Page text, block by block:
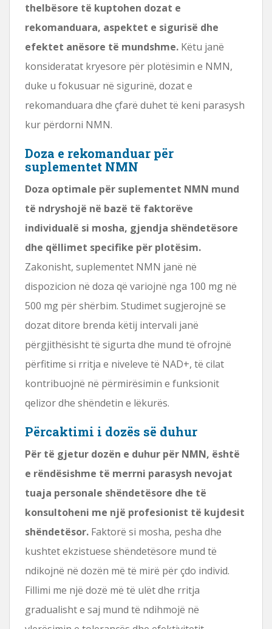
thelbësore të kuptohen dozat e
rekomanduara, aspektet e sigurisë dhe
efektet anësore të mundshme. Këtu janë
konsideratat kryesore për plotësimin e NMN,
duke u fokusuar në sigurinë, dozat e
rekomanduara dhe çfarë duhet të keni parasysh
kur përdorni NMN.
Doza e rekomanduar për
suplementet NMN
Doza optimale për suplementet NMN mund
të ndryshojë në bazë të faktorëve
individualë si mosha, gjendja shëndetësore
dhe qëllimet specifike për plotësim.
Zakonisht, suplementet NMN janë në
dispozicion në doza që variojnë nga 100 mg në
500 mg për shërbim. Studimet sugjerojnë se
dozat ditore brenda këtij intervali janë
përgjithësisht të sigurta dhe mund të ofrojnë
përfitime si rritja e niveleve të NAD+, të cilat
kontribuojnë në përmirësimin e funksionit
qelizor dhe shëndetin e lëkurës.
Përcaktimi i dozës së duhur
Për të gjetur dozën e duhur për NMN, është
e rëndësishme të merrni parasysh nevojat
tuaja personale shëndetësore dhe të
konsultoheni me një profesionist të kujdesit
shëndetësor. Faktorë si mosha, pesha dhe
kushtet ekzistuese shëndetësore mund të
ndikojnë në dozën më të mirë për çdo individ.
Fillimi me një dozë më të ulët dhe rritja
gradualisht e saj mund të ndihmojë në